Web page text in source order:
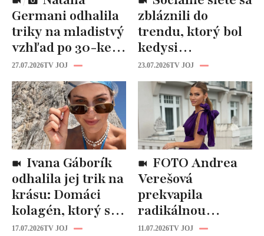
Germani odhalila
triky na mladistvý
vzhľad po 30-ke:
Fungujú lepšie
než drahá
kozmetika
27.07.2026TV JOJ
zbláznili do
trendu, ktorý bol
kedysi
katastrofou:
„Mušie nohy“ sú
späť!
23.07.2026TV JOJ
odhalila jej trik na
krásu: Domáci
kolagén, ktorý si
zvládnete
17.07.2026TV JOJ
Verešová
prekvapila
radikálnou
zmenou účesu: Je
11.07.2026TV JOJ